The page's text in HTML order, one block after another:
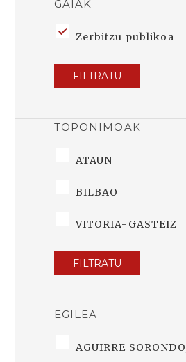
GAIAK
Zerbitzu publikoa
FILTRATU
TOPONIMOAK
ATAUN
BILBAO
VITORIA-GASTEIZ
FILTRATU
EGILEA
AGUIRRE